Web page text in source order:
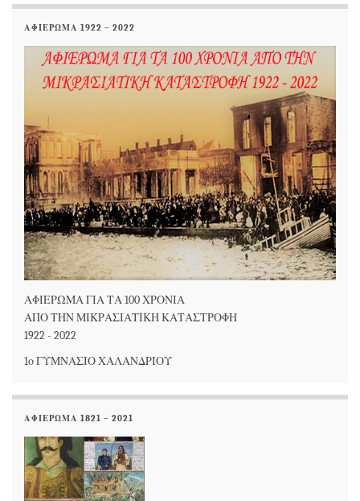
ΑΦΙΕΡΩΜΑ 1922 – 2022
ΑΦΙΕΡΩΜΑ ΓΙΑ ΤΑ 100 ΧΡΟΝΙΑ
ΑΠΟ ΤΗΝ ΜΙΚΡΑΣΙΑΤΙΚΗ ΚΑΤΑΣΤΡΟΦΗ
1922 - 2022
1ο ΓΥΜΝΑΣΙΟ ΧΑΛΑΝΔΡΙΟΥ
ΑΦΙΕΡΩΜΑ 1821 – 2021